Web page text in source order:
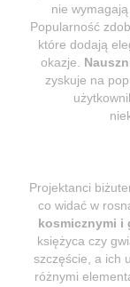
nie wymagają
Popularność
które dodają
okazje.
zyskuje na
Projektanci
co widać w
kosmicznymi i
księżyca czy
szczęście, a ich
różnymi